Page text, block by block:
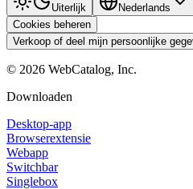
Uiterlijk
Nederlands
Cookies beheren
Verkoop of deel mijn persoonlijke
© 2026 WebCatalog, Inc.
Downloaden
Desktop-app
Browserextensie
Webapp
Switchbar
Singlebox